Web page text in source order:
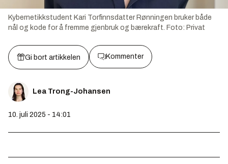
Kybernetikkstudent Kari Torfinnsdatter Rønningen bruker både
nål og kode for å fremme gjenbruk og bærekraft. Foto: Privat
Gi bort artikkelen Kommenter
Lea Trong-Johansen
10. juli 2025 - 14:01